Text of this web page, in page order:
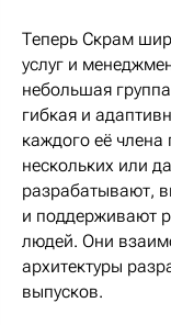
Теперь Скрам
услуг и
небольшая
гибкая и
каждого её
нескольких или
разрабатывают,
и поддерживают
людей. Они
архитектуры
выпусков.